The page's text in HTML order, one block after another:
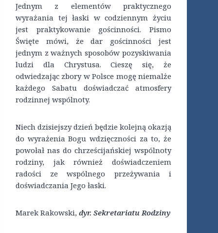
Jednym z elementów praktycznego
wyrażania tej łaski w codziennym życiu
jest praktykowanie gościnności. Pismo
Święte mówi, że dar gościnności jest
jednym z ważnych sposobów pozyskiwania
ludzi dla Chrystusa. Cieszę się, że
odwiedzając zbory w Polsce mogę niemalże
każdego Sabatu doświadczać atmosfery
rodzinnej wspólnoty.
Niech dzisiejszy dzień będzie kolejną okazją
do wyrażenia Bogu wdzięczności za to, że
powołał nas do chrześcijańskiej wspólnoty
rodziny, jak również doświadczeniem
radości ze wspólnego przeżywania i
doświadczania Jego łaski.
Marek Rakowski, dyr. Sekretariatu Rodziny